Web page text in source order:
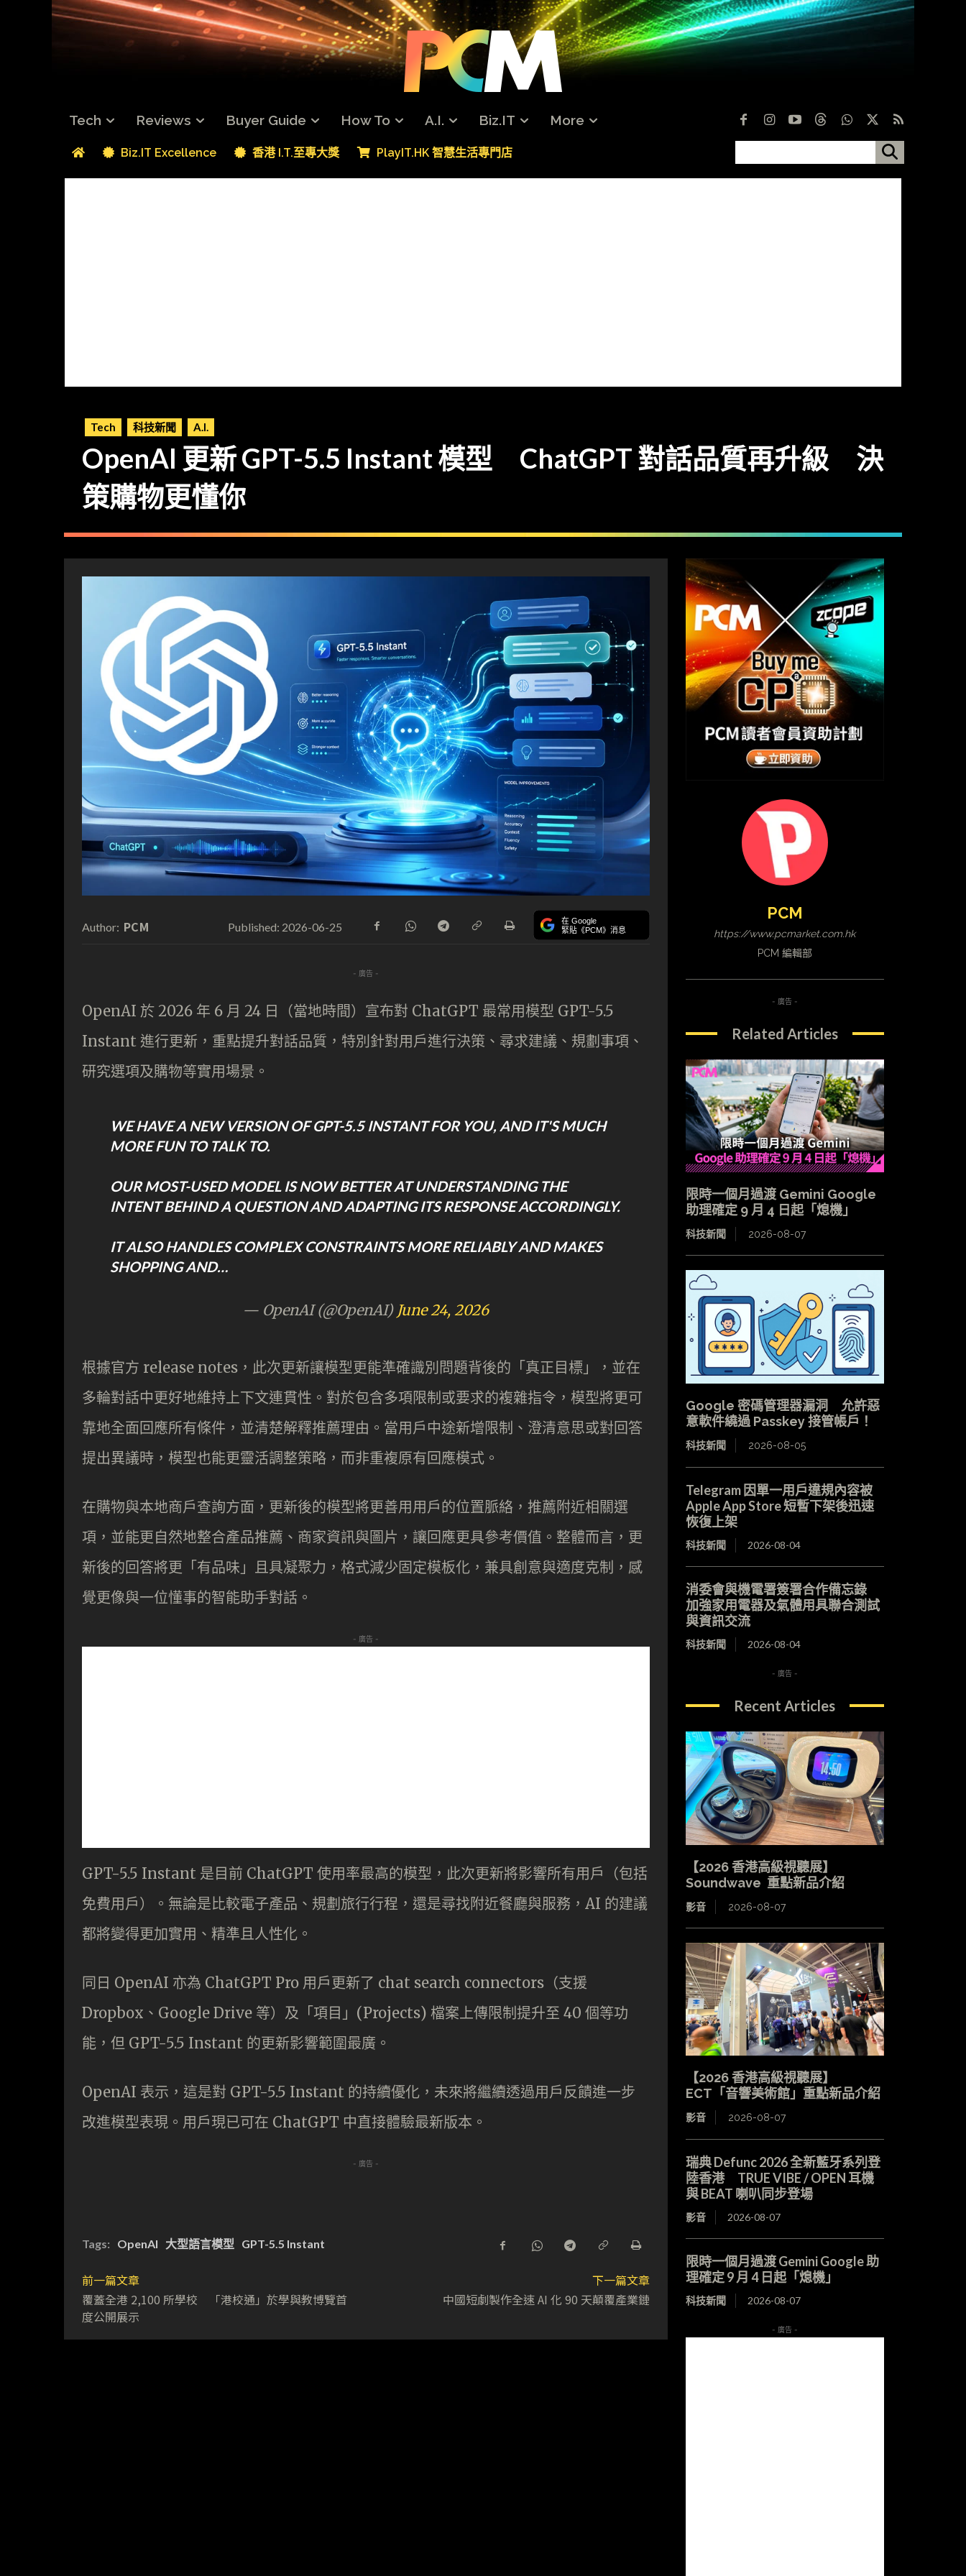
Tech Reviews Buyer Guide How To A.I. Biz.IT More
Biz.IT Excellence 香港 I.T.至專大獎 PlayIT.HK 智慧生活專門店
Tech 科技新聞 A.I.
OpenAI 更新 GPT-5.5 Instant 模型 ChatGPT 對話品質再升級 決
策購物更懂你
Author: PCM Published: 2026-06-25 在 Google
緊貼《PCM》消息
- 廣告 -
OpenAI 於 2026 年 6 月 24 日（當地時間）宣布對 ChatGPT 最常用模型 GPT-5.5
Instant 進行更新，重點提升對話品質，特別針對用戶進行決策、尋求建議、規劃事項、
研究選項及購物等實用場景。
WE HAVE A NEW VERSION OF GPT-5.5 INSTANT FOR YOU, AND IT'S MUCH
MORE FUN TO TALK TO.
OUR MOST-USED MODEL IS NOW BETTER AT UNDERSTANDING THE
INTENT BEHIND A QUESTION AND ADAPTING ITS RESPONSE ACCORDINGLY.
IT ALSO HANDLES COMPLEX CONSTRAINTS MORE RELIABLY AND MAKES
SHOPPING AND…
— OpenAI (@OpenAI) June 24, 2026
根據官方 release notes，此次更新讓模型更能準確識別問題背後的「真正目標」，並在
多輪對話中更好地維持上下文連貫性。對於包含多項限制或要求的複雜指令，模型將更可
靠地全面回應所有條件，並清楚解釋推薦理由。當用戶中途新增限制、澄清意思或對回答
提出異議時，模型也能更靈活調整策略，而非重複原有回應模式。
在購物與本地商戶查詢方面，更新後的模型將更善用用戶的位置脈絡，推薦附近相關選
項，並能更自然地整合產品推薦、商家資訊與圖片，讓回應更具參考價值。整體而言，更
新後的回答將更「有品味」且具凝聚力，格式減少固定模板化，兼具創意與適度克制，感
覺更像與一位懂事的智能助手對話。
- 廣告 -
GPT-5.5 Instant 是目前 ChatGPT 使用率最高的模型，此次更新將影響所有用戶（包括
免費用戶）。無論是比較電子產品、規劃旅行行程，還是尋找附近餐廳與服務，AI 的建議
都將變得更加實用、精準且人性化。
同日 OpenAI 亦為 ChatGPT Pro 用戶更新了 chat search connectors（支援
Dropbox、Google Drive 等）及「項目」(Projects) 檔案上傳限制提升至 40 個等功
能，但 GPT-5.5 Instant 的更新影響範圍最廣。
OpenAI 表示，這是對 GPT-5.5 Instant 的持續優化，未來將繼續透過用戶反饋進一步
改進模型表現。用戶現已可在 ChatGPT 中直接體驗最新版本。
- 廣告 -
Tags: OpenAI 大型語言模型 GPT-5.5 Instant
前一篇文章
覆蓋全港 2,100 所學校 「港校通」於學與教博覽首
度公開展示
下一篇文章
中國短劇製作全速 AI 化 90 天顛覆產業鏈
PCM
https://www.pcmarket.com.hk
PCM 編輯部
- 廣告 -
Related Articles
限時一個月過渡 Gemini Google
助理確定 9 月 4 日起「熄機」
科技新聞 2026-08-07
Google 密碼管理器漏洞 允許惡
意軟件繞過 Passkey 接管帳戶！
科技新聞 2026-08-05
Telegram 因單一用戶違規內容被
Apple App Store 短暫下架後迅速
恢復上架
科技新聞 2026-08-04
消委會與機電署簽署合作備忘錄
加強家用電器及氣體用具聯合測試
與資訊交流
科技新聞 2026-08-04
- 廣告 -
Recent Articles
【2026 香港高級視聽展】
Soundwave 重點新品介紹
影音 2026-08-07
【2026 香港高級視聽展】
ECT「音響美術館」重點新品介紹
影音 2026-08-07
瑞典 Defunc 2026 全新藍牙系列登
陸香港 TRUE VIBE / OPEN 耳機
與 BEAT 喇叭同步登場
影音 2026-08-07
限時一個月過渡 Gemini Google 助
理確定 9 月 4 日起「熄機」
科技新聞 2026-08-07
- 廣告 -